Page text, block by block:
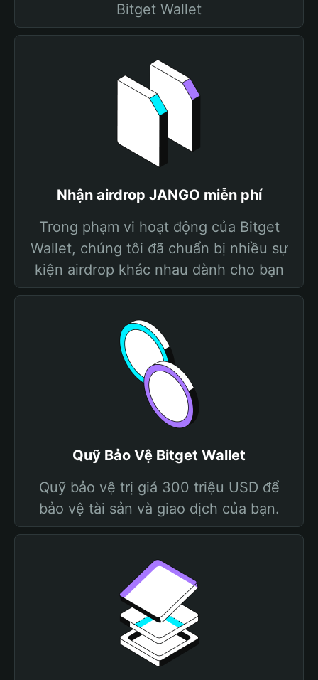
Bitget Wallet
Nhận airdrop JANGO miễn phí
Trong phạm vi hoạt động của Bitget
Wallet, chúng tôi đã chuẩn bị nhiều sự
kiện airdrop khác nhau dành cho bạn
Quỹ Bảo Vệ Bitget Wallet
Quỹ bảo vệ trị giá 300 triệu USD để
bảo vệ tài sản và giao dịch của bạn.